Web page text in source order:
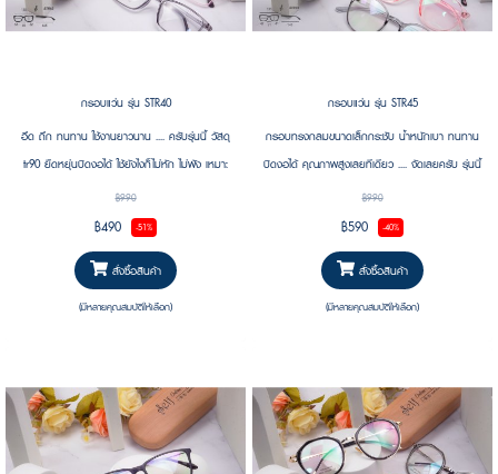
กรอบแว่น รุ่น STR40
อึด ถึก ทนทาน ใช้งานยาวนาน .... ครับรุ่นนี้ วัสดุ
tr90 ยืดหยุ่นบิดงอได้ ใช้ยังไงก็ไม่หัก ไม่พัง เหมาะ
สำหรับคนที่มีไลฟ์สไตล์ลุยๆ รวมถึงคนซุ่มซ่ามนี่เหมาะ
เลย
฿990
฿490 -51%
สั่งซื้อสินค้า
(มีหลายคุณสมบัติให้เลือก)
กรอบแว่น รุ่น STR45
กรอบทรงกลมขนาดเล็กกระชับ น้ำหนักเบา ทนทาน
บิดงอได้ คุณภาพสูงเลยทีเดียว .... จัดเลยครับ รุ่นนี้
เหมาะสำหรับคนที่มีไลฟ์สไตล์ลุยๆ รวมถึงคนซุ่มซ่ามนี่
เหมาะเลย
฿990
฿590 -40%
สั่งซื้อสินค้า
(มีหลายคุณสมบัติให้เลือก)